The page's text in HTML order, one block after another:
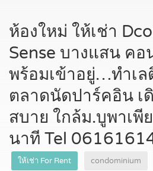
ห้องใหม่ ให้เช่า
Sense บางแสน คอ
พร้อมเข้าอยู่…ทำเล
ตลาดนัดปาร์คอิน เ
สบาย ใกล้ม.บูพาเพี
นาที Tel
ให้เช่า For Rent condominium